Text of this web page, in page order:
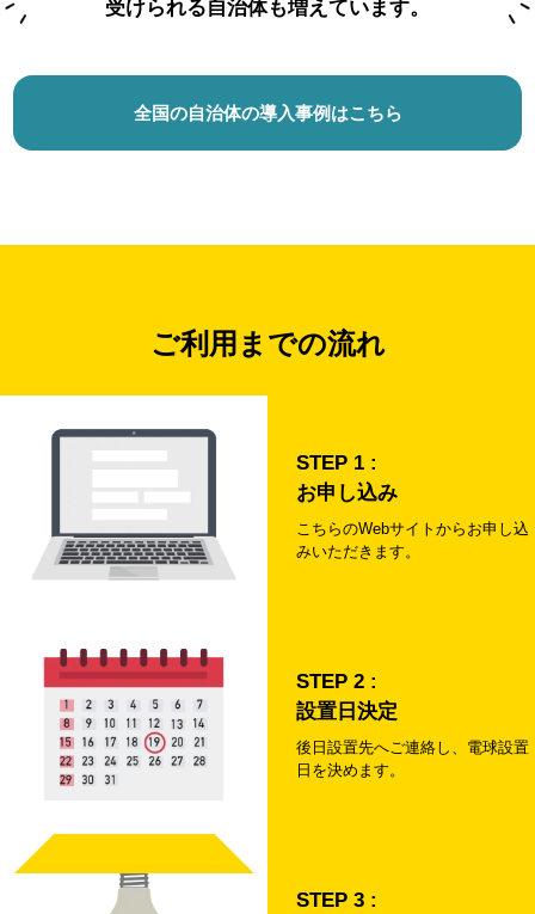
受けられる自治体も増えています。
全国の自治体の導入事例はこちら
ご利用までの流れ
STEP 1 :
お申し込み
こちらのWebサイトから お申し込
みいただきます。
STEP 2 :
設置日決定
後日設置先へご連絡し、 電球設置
日を決めます。
STEP 3 :